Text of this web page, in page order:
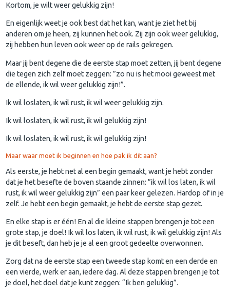
Kortom, je wilt weer gelukkig zijn!
En eigenlijk weet je ook best dat het kan, want je ziet het bij
anderen om je heen, zij kunnen het ook. Zij zijn ook weer gelukkig,
zij hebben hun leven ook weer op de rails gekregen.
Maar jij bent degene die de eerste stap moet zetten, jij bent degene
die tegen zich zelf moet zeggen: ”zo nu is het mooi geweest met
de ellende, ik wil weer gelukkig zijn!”.
Ik wil loslaten, ik wil rust, ik wil weer gelukkig zijn.
Ik wil loslaten, ik wil rust, ik wil gelukkig zijn!
Ik wil loslaten, ik wil rust, ik wil gelukkig zijn!
Maar waar moet ik beginnen en hoe pak ik dit aan?
Als eerste, je hebt net al een begin gemaakt, want je hebt zonder
dat je het besefte de boven staande zinnen: ”ik wil los laten, ik wil
rust, ik wil weer gelukkig zijn” een paar keer gelezen. Hardop of in je
zelf. Je hebt een begin gemaakt, je hebt de eerste stap gezet.
En elke stap is er één! En al die kleine stappen brengen je tot een
grote stap, je doel! Ik wil los laten, ik wil rust, ik wil gelukkig zijn! Als
je dit beseft, dan heb je je al een groot gedeelte overwonnen.
Zorg dat na de eerste stap een tweede stap komt en een derde en
een vierde, werk er aan, iedere dag. Al deze stappen brengen je tot
je doel, het doel dat je kunt zeggen: “Ik ben gelukkig”.